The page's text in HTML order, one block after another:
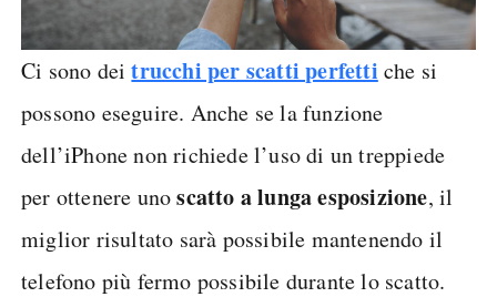
Ci sono deitrucchi per scatti perfetti che si
possono eseguire. Anche se la funzione
dell’iPhone non richiede l’uso di un treppiede
per ottenere unoscatto a lunga esposizione, il
miglior risultato sarà possibile mantenendo il
telefono più fermo possibile durante lo scatto.